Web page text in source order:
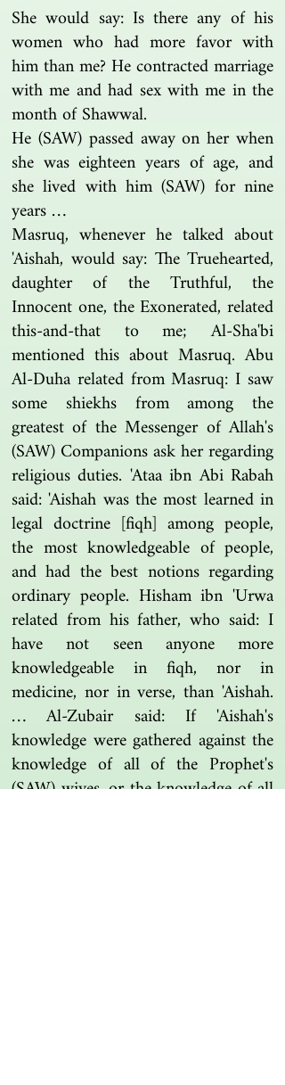
She would say: Is there any of his
women who had more favor with
him than me? He contracted marriage
with me and had sex with me in the
month of Shawwal.
He (SAW) passed away on her when
she was eighteen years of age, and
she lived with him (SAW) for nine
years …
Masruq, whenever he talked about
'Aishah, would say: The Truehearted,
daughter of the Truthful, the
Innocent one, the Exonerated, related
this-and-that to me; Al-Sha'bi
mentioned this about Masruq. Abu
Al-Duha related from Masruq: I saw
some shiekhs from among the
greatest of the Messenger of Allah's
(SAW) Companions ask her regarding
religious duties. 'Ataa ibn Abi Rabah
said: 'Aishah was the most learned in
legal doctrine [fiqh] among people,
the most knowledgeable of people,
and had the best notions regarding
ordinary people. Hisham ibn 'Urwa
related from his father, who said: I
have not seen anyone more
knowledgeable in fiqh, nor in
medicine, nor in verse, than 'Aishah.
… Al-Zubair said: If 'Aishah's
knowledge were gathered against the
knowledge of all of the Prophet's
(SAW) wives, or the knowledge of all